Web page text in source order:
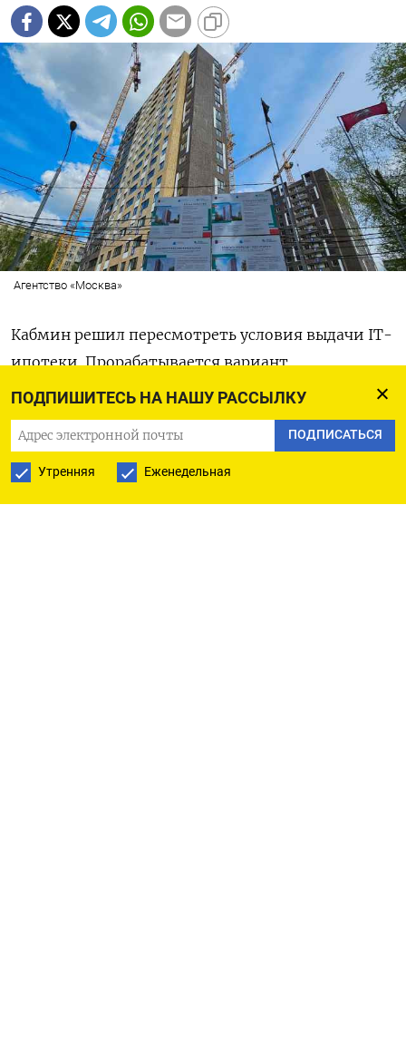
ПОДПИШИТЕСЬ НА НАШУ РАССЫЛКУ
ПОДПИСАТЬСЯ
Утренняя Еженедельная
Агентство «Москва»
Кабмин решил пересмотреть условия выдачи IT-
ипотеки. Прорабатывается вариант
об исключении из программы Москвы и Санкт-
Петербурга, где живет значительное количество
потенциальных претендентов на такие кредиты,
пишут«Ведомости» со ссылкой на источники,